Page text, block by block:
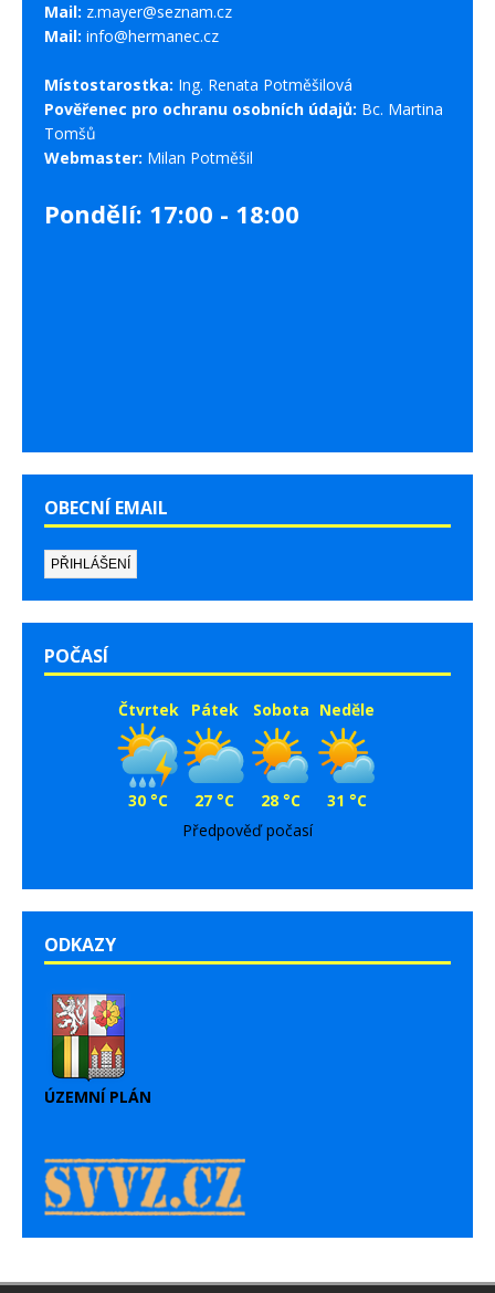
Mail: z.mayer@seznam.cz
Mail: info@hermanec.cz
Místostarostka: Ing. Renata Potměšilová
Pověřenec pro ochranu osobních údajů: Bc. Martina
Tomšů
Webmaster: Milan Potměšil
Pondělí: 17:00 - 18:00
OBECNÍ EMAIL
POČASÍ
Čtvrtek
30 °C
Pátek
27 °C
Sobota
28 °C
Neděle
31 °C
Předpověď počasí
ODKAZY
ÚZEMNÍ PLÁN